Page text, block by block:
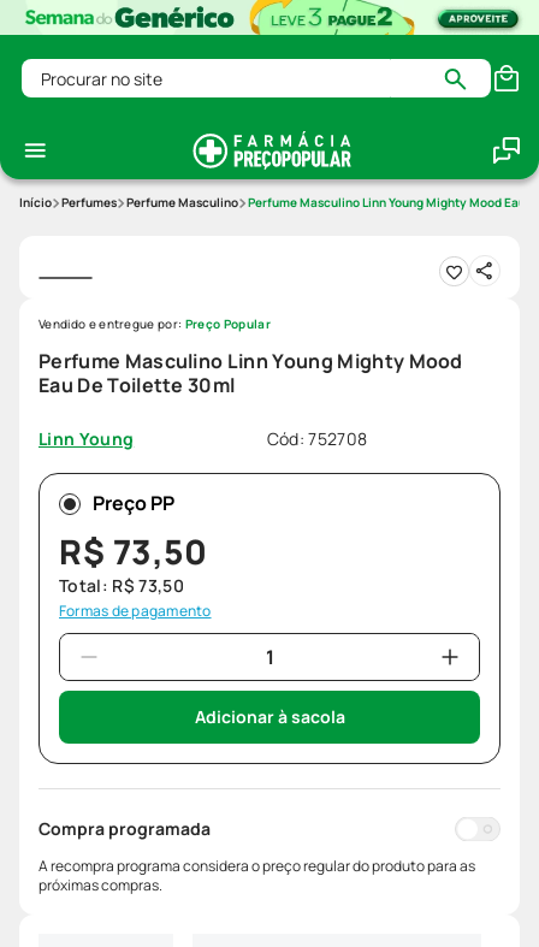
Procurar no site
Perfumes Perfume Masculino Perfume Masculino Linn Young Mighty Mood Eau
Perfume Masculino Linn Young Mighty Mood
Eau De Toilette 30ml
Linn Young Cód:752708
Vendido e entregue por: Preço Popular
Preço PP
R$ 73,50
Total: R$ 73,50
Formas de pagamento
Adicionar à sacola
Compra programada
A recompra programa considera o preço regular do produto para as
próximas compras.